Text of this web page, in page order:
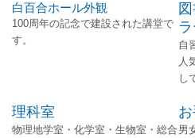
白百合ホール外観
100周年の記念で建設された講堂で
す。
自
人
し
理科室
物理地学室・化学室・生物室・総合 男